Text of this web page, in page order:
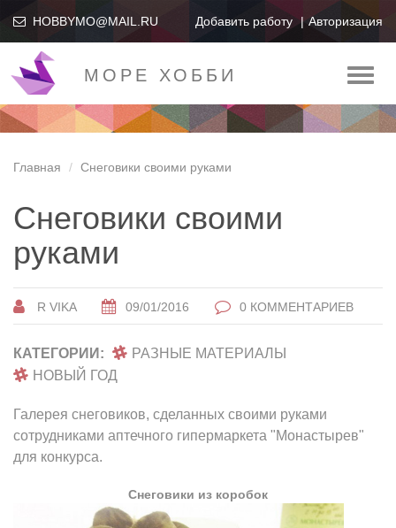
HOBBYMO@MAIL.RU Добавить работу Авторизация
МОРЕ ХОББИ
Главная Снеговики своими руками
Снеговики своими
руками
R VIKA 09/01/2016 0 КОММЕНТАРИЕВ
КАТЕГОРИИ:
РАЗНЫЕ МАТЕРИАЛЫ
НОВЫЙ ГОД
Галерея снеговиков, сделанных своими руками
сотрудниками аптечного гипермаркета "Монастырев"
для конкурса.
Снеговики из коробок